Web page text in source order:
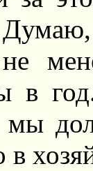
в
мы
в